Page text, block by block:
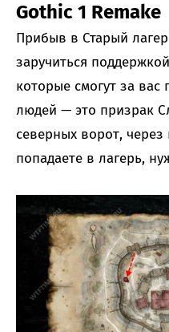
Gothic 1 Remake
Прибыв в Старый
заручиться
которые смогут за вас
людей — это призрак
северных ворот,
попадаете в лагерь,